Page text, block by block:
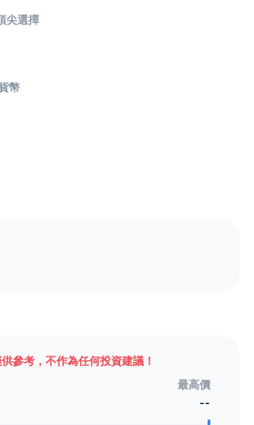
參考，不作為任何投資建議！
最高價
--
尖選擇
幣